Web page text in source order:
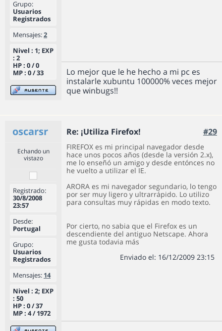
Grupo:
Usuarios
Registrados
Mensajes:2
Nivel : 1; EXP
: 2
HP : 0 / 0
MP : 0 / 33
Lo mejor que le he hecho a mi pc es
instalarle xubuntu 100000% veces mejor
que winbugs!!
oscarsr Re: ¡Utiliza Firefox! #29
Echando un
vistazo
Registrado:
30/8/2008
23:57
Desde:
Portugal
Grupo:
Usuarios
Registrados
Mensajes: 14
Nivel : 2; EXP
: 50
HP : 0 / 37
MP : 4 / 1972
FIREFOX es mi principal navegador desde
hace unos pocos años (desde la versión 2.x),
me lo enseñó un amigo y desde entónces no
he vuelto a utilizar el IE.
ARORA es mi navegador segundario, lo tengo
por ser muy ligero y ultrarrápido. Lo utilizo
para consultas muy rápidas en modo texto.
Por cierto, no sabia que el Firefox es un
descendiente del antiguo Netscape. Ahora
me gusta todavia más
Enviado el: 16/12/2009 23:15